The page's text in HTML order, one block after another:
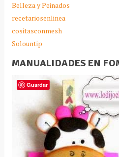
Belleza y Peinados
recetariosenlinea
cositasconmesh
Solountip
MANUALIDADES EN
Guardar